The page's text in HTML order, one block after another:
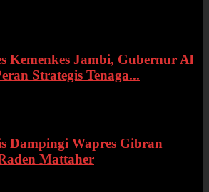
Kemenkes Jambi, Gubernur Al
Strategis Tenaga...
Dampingi Wapres Gibran
Mattaher